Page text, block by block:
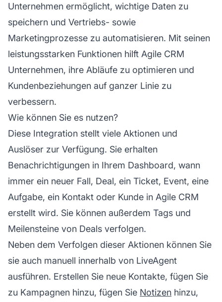
Unternehmen ermöglicht, wichtige Daten zu
speichern und Vertriebs- sowie
Marketingprozesse zu automatisieren. Mit seinen
leistungsstarken Funktionen hilft Agile CRM
Unternehmen, ihre Abläufe zu optimieren und
Kundenbeziehungen auf ganzer Linie zu
verbessern.
Wie können Sie es nutzen?
Diese Integration stellt viele Aktionen und
Auslöser zur Verfügung. Sie erhalten
Benachrichtigungen in Ihrem Dashboard, wann
immer ein neuer Fall, Deal, ein Ticket, Event, eine
Aufgabe, ein Kontakt oder Kunde in Agile CRM
erstellt wird. Sie können außerdem Tags und
Meilensteine von Deals verfolgen.
Neben dem Verfolgen dieser Aktionen können Sie
sie auch manuell innerhalb von LiveAgent
ausführen. Erstellen Sie neue Kontakte, fügen Sie
zu Kampagnen hinzu, fügen Sie Notizen hinzu,